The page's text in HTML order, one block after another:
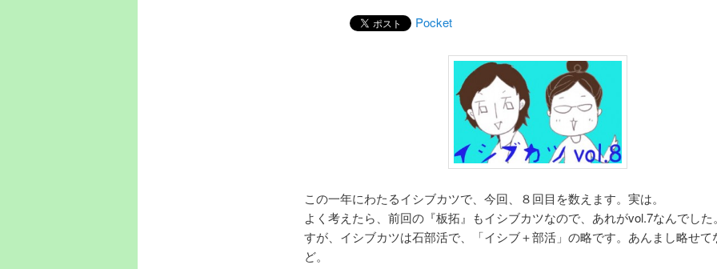
Pocket
この一年にわたるイシブカツで、今回、８回目を数えます。実は。
よく考えたら、前回の『板拓』もイシブカツなので、あれがvol.7なんでした
すが、イシブカツは石部活で、「イシブ＋部活」の略です。あんまし略せて
ど。